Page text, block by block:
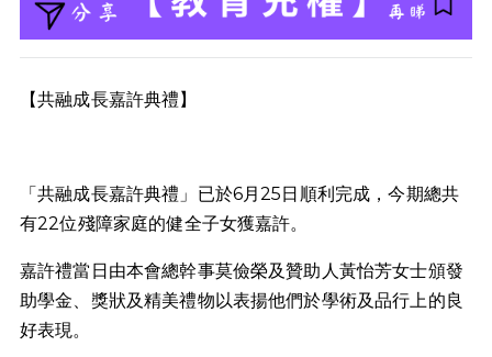
【共融成長嘉許典禮】
「共融成長嘉許典禮」已於6月25日順利完成，今期總共
有22位殘障家庭的健全子女獲嘉許。
嘉許禮當日由本會總幹事莫儉榮及贊助人黃怡芳女士頒發
助學金、獎狀及精美禮物以表揚他們於學術及品行上的良
好表現。